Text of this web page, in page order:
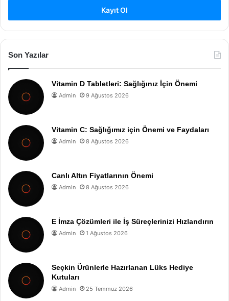
Kayıt Ol
Son Yazılar
Vitamin D Tabletleri: Sağlığınız İçin Önemi
Admin 9 Ağustos 2026
Vitamin C: Sağlığımız için Önemi ve Faydaları
Admin 8 Ağustos 2026
Canlı Altın Fiyatlarının Önemi
Admin 8 Ağustos 2026
E İmza Çözümleri ile İş Süreçlerinizi Hızlandırın
Admin 1 Ağustos 2026
Seçkin Ürünlerle Hazırlanan Lüks Hediye
Kutuları
Admin 25 Temmuz 2026